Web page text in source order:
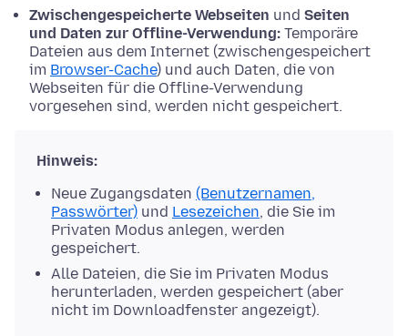
Zwischengespeicherte Webseiten und Seiten
und Daten zur Offline-Verwendung: Temporäre
Dateien aus dem Internet (zwischengespeichert
im Browser-Cache) und auch Daten, die von
Webseiten für die Offline-Verwendung
vorgesehen sind, werden nicht gespeichert.
Hinweis:
Neue Zugangsdaten (Benutzernamen,
Passwörter) und Lesezeichen, die Sie im
Privaten Modus anlegen, werden
gespeichert.
Alle Dateien, die Sie im Privaten Modus
herunterladen, werden gespeichert (aber
nicht im Downloadfenster angezeigt).